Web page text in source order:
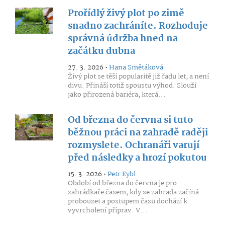
Prořídlý živý plot po zimě
snadno zachráníte. Rozhoduje
správná údržba hned na
začátku dubna
27. 3. 2026 •Hana Smětáková
Živý plot se těší popularitě již řadu let, a není
divu. Přináší totiž spoustu výhod. Slouží
jako přirozená bariéra, která...
Od března do června si tuto
běžnou práci na zahradě raději
rozmyslete. Ochranáři varují
před následky a hrozí pokutou
15. 3. 2026 •Petr Eybl
Období od března do června je pro
zahrádkaře časem, kdy se zahrada začíná
probouzet a postupem času dochází k
vyvrcholení příprav. V...